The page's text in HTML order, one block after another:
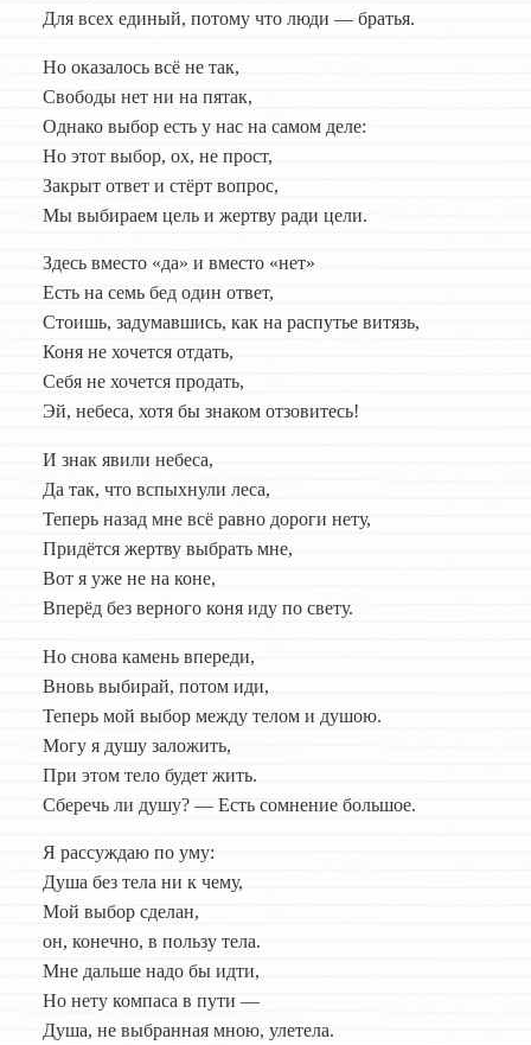
Для всех единый, потому что люди — братья.
Но оказалось всё не так,
Свободы нет ни на пятак,
Однако выбор есть у нас на самом деле:
Но этот выбор, ох, не прост,
Закрыт ответ и стёрт вопрос,
Мы выбираем цель и жертву ради цели.
Здесь вместо «да» и вместо «нет»
Есть на семь бед один ответ,
Стоишь, задумавшись, как на распутье витязь,
Коня не хочется отдать,
Себя не хочется продать,
Эй, небеса, хотя бы знаком отзовитесь!
И знак явили небеса,
Да так, что вспыхнули леса,
Теперь назад мне всё равно дороги нету,
Придётся жертву выбрать мне,
Вот я уже не на коне,
Вперёд без верного коня иду по свету.
Но снова камень впереди,
Вновь выбирай, потом иди,
Теперь мой выбор между телом и душою.
Могу я душу заложить,
При этом тело будет жить.
Сберечь ли душу? — Есть сомнение большое.
Я рассуждаю по уму:
Душа без тела ни к чему,
Мой выбор сделан,
он, конечно, в пользу тела.
Мне дальше надо бы идти,
Но нету компаса в пути —
Душа, не выбранная мною, улетела.